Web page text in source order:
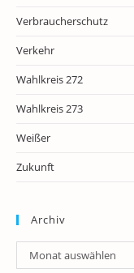
Verbraucherschutz
Verkehr
Wahlkreis 272
Wahlkreis 273
Weißer
Zukunft
Archiv
Archiv
Monat auswählen